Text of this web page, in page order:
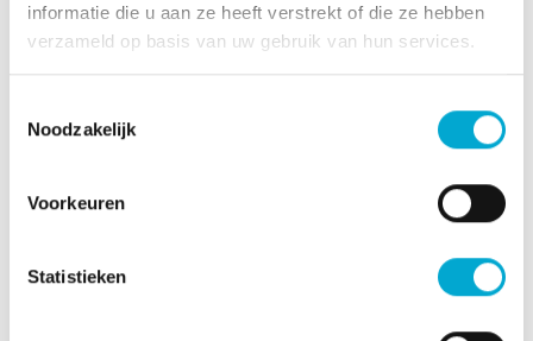
informatie die u aan ze heeft verstrekt of die ze hebben
verzameld op basis van uw gebruik van hun services.
Noodzakelijk
Voorkeuren
Statistieken
Huren bij Cardia
Logeerzorg
Persoonsalarmering
Persoonlijke zorg en verpleging
Individuele begeleiding